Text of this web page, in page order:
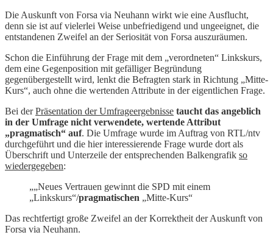
Die Auskunft von Forsa via Neuhann wirkt wie eine Ausflucht,
denn sie ist auf vielerlei Weise unbefriedigend und ungeeignet, die
entstandenen Zweifel an der Seriosität von Forsa auszuräumen.
Schon die Einführung der Frage mit dem „verordneten“ Linkskurs,
dem eine Gegenposition mit gefälliger Begründung
gegenübergestellt wird, lenkt die Befragten stark in Richtung „Mitte-
Kurs“, auch ohne die wertenden Attribute in der eigentlichen Frage.
Bei derPräsentation der Umfrageergebnisse taucht das angeblich
in der Umfrage nicht verwendete, wertende Attribut
„pragmatisch“ auf. Die Umfrage wurde im Auftrag von RTL/ntv
durchgeführt und die hier interessierende Frage wurde dort als
Überschrift und Unterzeile der entsprechenden Balkengrafik so
wiedergegeben:
„„Neues Vertrauen gewinnt die SPD mit einem
„Linkskurs“/pragmatischen „Mitte-Kurs“
Das rechtfertigt große Zweifel an der Korrektheit der Auskunft von
Forsa via Neuhann.